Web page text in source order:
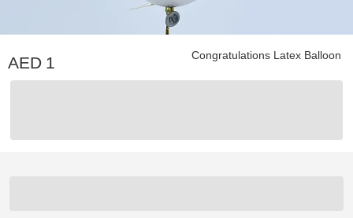
Congratulations Latex Balloon
1